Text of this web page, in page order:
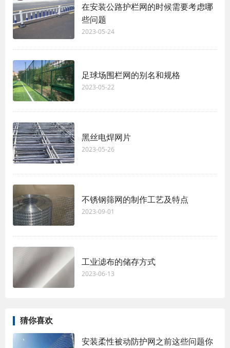
在安装公路护栏网的时候需要考虑哪
些问题
2023-05-24
足球场围栏网的别名和规格
2023-05-22
黑丝电焊网片
2023-05-26
不锈钢筛网的制作工艺及特点
2023-09-01
工业滤布的储存方式
2023-06-13
猜你喜欢
安装柔性被动防护网之前这些问题你